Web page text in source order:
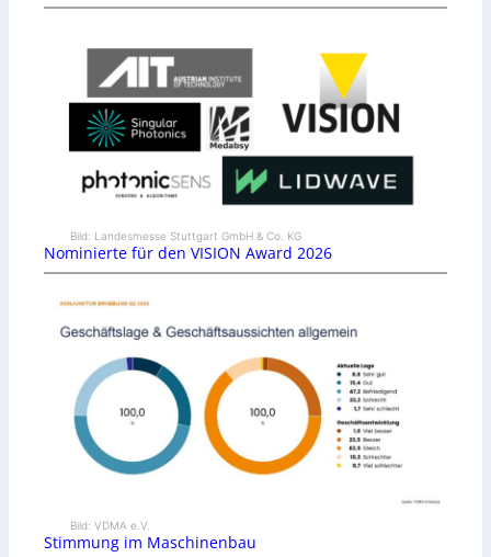
Bild: Landesmesse Stuttgart GmbH & Co. KG
Nominierte für den VISION Award 2026
Bild: VDMA e.V.
Stimmung im Maschinenbau